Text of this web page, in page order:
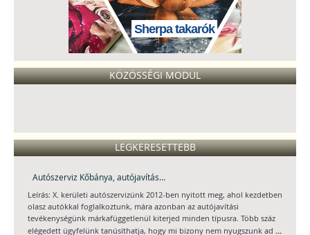
Sherpa takarók
KÖZÖSSÉGI MODUL
LEGKERESETTEBB
Autószerviz Kőbánya, autójavítás...
Leírás: X. kerületi autószervizünk 2012-ben nyitott meg, ahol kezdetben
olasz autókkal foglalkoztunk, mára azonban az autójavítási
tevékenységünk márkafüggetlenül kiterjed minden típusra. Több száz
elégedett ügyfelünk tanúsíthatja, hogy mi bizony nem nyugszunk ad ...